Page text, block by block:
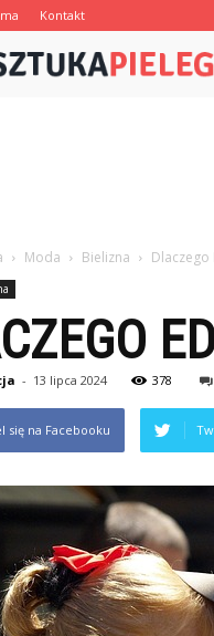
Kontakt
Moda Bielizna Dlaczego
- 13 lipca 2024 378
się na Facebooku